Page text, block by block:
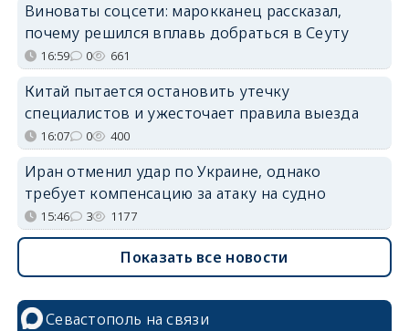
Виноваты соцсети: марокканец рассказал,
почему решился вплавь добраться в Сеуту
16:59 0 661
Китай пытается остановить утечку
специалистов и ужесточает правила выезда
16:07 0 400
Иран отменил удар по Украине, однако
требует компенсацию за атаку на судно
15:46 3 1177
Показать все новости
Севастополь на связи